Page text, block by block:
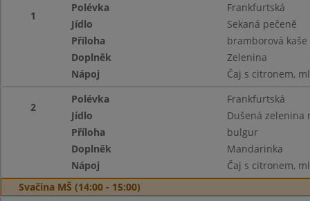
1
Polévka
Frankfurtská
Jídlo
Sekaná pečeně
Příloha
bramborová kaše
Doplněk
Zelenina
Nápoj
Čaj s citronem,
2
Polévka
Frankfurtská
Jídlo
Dušená zelenina
Příloha
bulgur
Doplněk
Mandarinka
Nápoj
Čaj s citronem,
Svačina MŠ (14:00 - 15:00)